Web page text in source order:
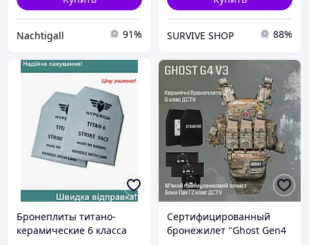
Nachtigall 91% SURVIVE SHOP 88%
Бронеплиты титано-
керамические 6 класса
Сертифицированный
бронежилет "Ghost Gen4